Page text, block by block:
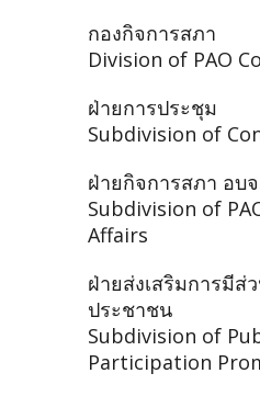
กองกิจการสภา
Division of PAO
ฝ่ายการประชุม
Subdivision of
ฝ่ายกิจการสภา อบ
Subdivision of
Affairs
ฝ่ายส่งเสริมการมีส่
ประชาชน
Subdivision of
Participation